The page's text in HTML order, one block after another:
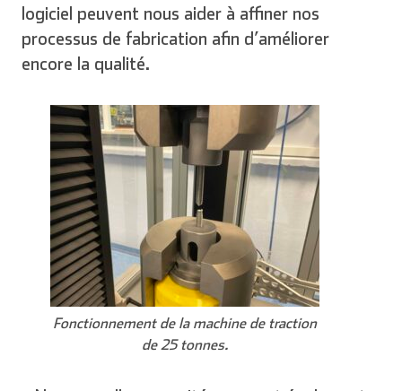
English Deutsch
Español Français
Italien
logiciel peuvent nous aider à affiner nos
processus de fabrication afin d’améliorer
encore la qualité.
Fonctionnement de la machine de traction
de 25 tonnes.